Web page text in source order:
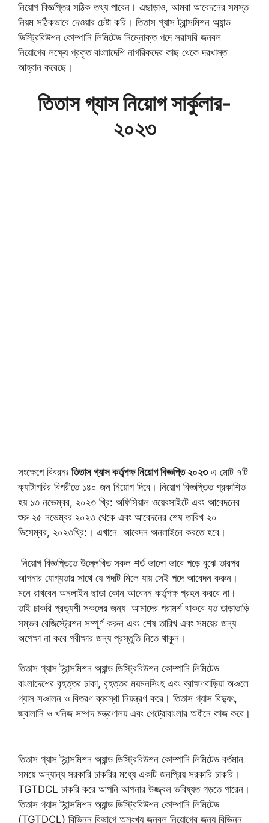
নিয়োগ বিজ্ঞপ্তির সঠিক তথ্য পাবেন। এছাড়াও, আমরা আবেদনের সমস্ত
নিয়ম সঠিকভাবে দেওয়ার চেষ্টা করি। তিতাস গ্যাস ট্রান্সমিশন অ্যান্ড
ডিস্ট্রিবিউশন কোম্পানি লিমিটেড নিম্নোক্ত পদে সরাসরি জনবল
নিয়োগের লক্ষ্যে প্রকৃত বাংলাদেশি নাগরিকদের কাছ থেকে দরখাস্ত
আহ্বান করেছে।
তিতাস গ্যাস নিয়োগ সার্কুলার-
২০২৩
সংক্ষেপে বিবরনঃ তিতাস গ্যাস কর্তৃপক্ষ নিয়োগ বিজ্ঞপ্তি ২০২৩এ মোট ৭টি
ক্যাটাগরির বিপরীতে ১৪০ জন নিয়োগ দিবে। নিয়োগ বিজ্ঞপ্তিত প্রকাশিত
হয় ১৩ নভেম্বর, ২০২৩ খ্রি: অফিসিয়াল ওয়েবসাইটে এবং আবেদনের
শুরু ২৫ নভেম্বর ২০২৩ থেকে এবং আবেদনের শেষ তারিখ ২০
ডিসেম্বর, ২০২৩খ্রি:। এখানে আবেদন অনলাইনে করতে হবে।
নিয়োগ বিজ্ঞপ্তিতে উল্লেখিত সকল শর্ত ভালো ভাবে পড়ে বুঝে তারপর
আপনার যোগ্যতার সাথে যে পদটি মিলে যায় সেই পদে আবেদন করুন।
মনে রাখবেন অনলাইন ছাড়া কোন আবেদন কর্তৃপক্ষ গ্রহন করবে না।
তাই চাকরি প্রত্যশী সকলের জন্য আমাদের পরামর্শ থাকবে যত তাড়াতাড়ি
সম্ভব রেজিস্ট্রেশন সম্পূর্ণ করুন এবং শেষ তারিখ এবং সময়ের জন্য
অপেক্ষা না করে পরীক্ষার জন্য প্রস্তুতি নিতে থাকুন।
তিতাস গ্যাস ট্রান্সমিশন অ্যান্ড ডিস্ট্রিবিউশন কোম্পানি লিমিটেড
বাংলাদেশের বৃহত্তর ঢাকা, বৃহত্তর ময়মনসিংহ এবং ব্রাহ্মণবাড়িয়া অঞ্চলে
গ্যাস সঞ্চালন ও বিতরণ ব্যবস্থা নিয়ন্ত্রণ করে। তিতাস গ্যাস বিদ্যুৎ,
জ্বালানি ও খনিজ সম্পদ মন্ত্রণালয় এবং পেট্রোবাংলার অধীনে কাজ করে।
তিতাস গ্যাস ট্রান্সমিশন অ্যান্ড ডিস্ট্রিবিউশন কোম্পানি লিমিটেড বর্তমান
সময়ে অন্যান্য সরকারি চাকরির মধ্যে একটি জনপ্রিয় সরকারি চাকরি।
TGTDCL চাকরি করে আপনি আপনার উজ্জ্বল ভবিষ্যত গড়তে পারেন।
তিতাস গ্যাস ট্রান্সমিশন অ্যান্ড ডিস্ট্রিবিউশন কোম্পানি লিমিটেড
(TGTDCL) বিভিন্ন বিভাগে অসংখ্য জনবল নিয়োগের জন্য বিভিন্ন